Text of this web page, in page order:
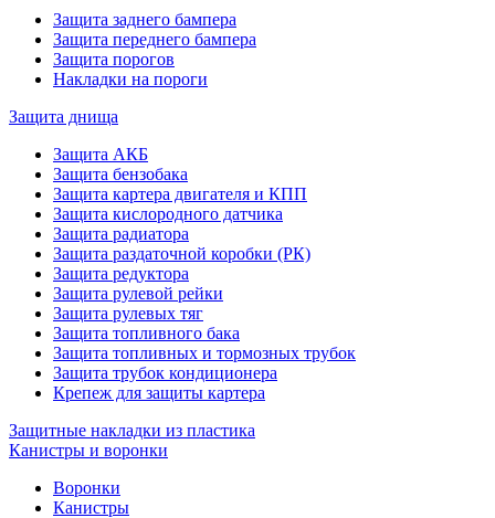
Защита заднего бампера
Защита переднего бампера
Защита порогов
Накладки на пороги
Защита днища
Защита АКБ
Защита бензобака
Защита картера двигателя и КПП
Защита кислородного датчика
Защита радиатора
Защита раздаточной коробки (РК)
Защита редуктора
Защита рулевой рейки
Защита рулевых тяг
Защита топливного бака
Защита топливных и тормозных трубок
Защита трубок кондиционера
Крепеж для защиты картера
Защитные накладки из пластика
Канистры и воронки
Воронки
Канистры